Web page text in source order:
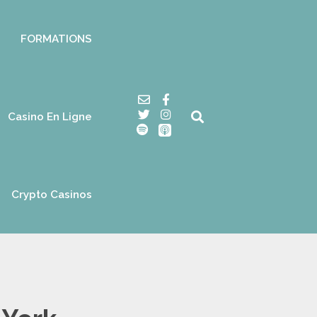
FORMATIONS
Casino En Ligne
Crypto Casinos